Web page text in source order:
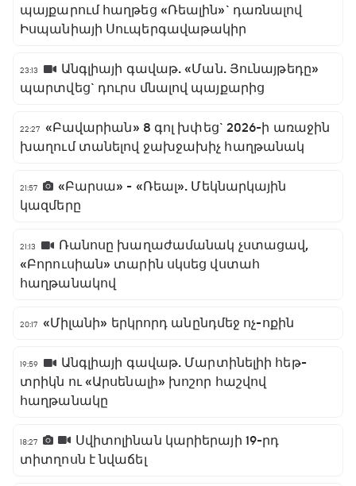
պայքարում հաղթեց «Ռեալին»` դառնալով
Իսպանիայի Սուպերգավաթակիր
23:13
Անգլիայի գավաթ. «Ման. Յունայթեդը»
պարտվեց` դուրս մնալով պայքարից
22:27 «Բավարիան» 8 գոլ խփեց` 2026-ի առաջին
խաղում տանելով ջախջախիչ հաղթանակ
21:57
«Բարսա» - «Ռեալ». Մեկնարկային
կազմերը
21:13
Ռանոսը խաղաժամանակ չստացավ,
«Բորուսիան» տարին սկսեց վստահ
հաղթանակով
20:17 «Միլանի» երկրորդ անընդմեջ ոչ-ոքին
19:59
Անգլիայի գավաթ. Մարտինելիի հեթ-
տրիկն ու «Արսենալի» խոշոր հաշվով
հաղթանակը
18:27
Սվիտոլինան կարիերայի 19-րդ
տիտղոսն է նվաճել